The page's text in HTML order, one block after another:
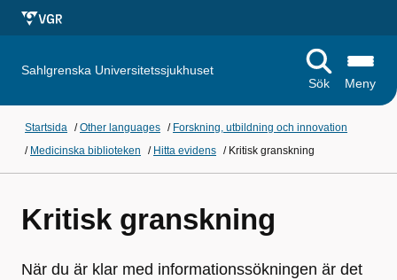
Sahlgrenska Universitetssjukhuset
Sök
Meny
Startsida /Other languages / Forskning, utbildning och innovation
/ Medicinska biblioteken / Hitta evidens / Kritisk granskning
Kritisk granskning
När du är klar med informationssökningen är det